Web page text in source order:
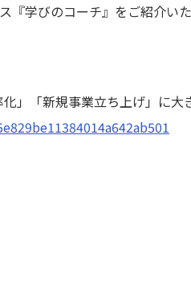
『学びのコーチ』をご紹介い
」「新規事業立ち上げ」に大